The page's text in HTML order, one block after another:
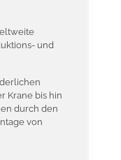
und
Krane bis hin
durch den
von